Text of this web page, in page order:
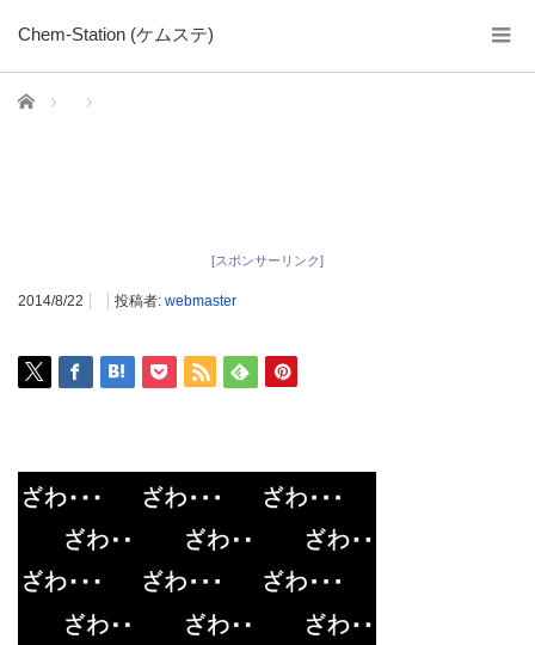
Chem-Station (ケムステ)
ホーム
[スポンサーリンク]
2014/8/22 投稿者: webmaster